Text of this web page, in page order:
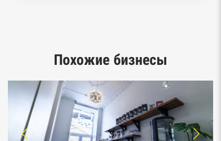
предпринимательства ФНС
Похожие бизнесы